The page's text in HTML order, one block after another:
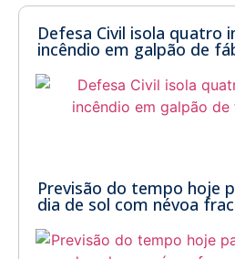
Defesa Civil isola quatro
incêndio em galpão de
Previsão do tempo hoje
dia de sol com névoa